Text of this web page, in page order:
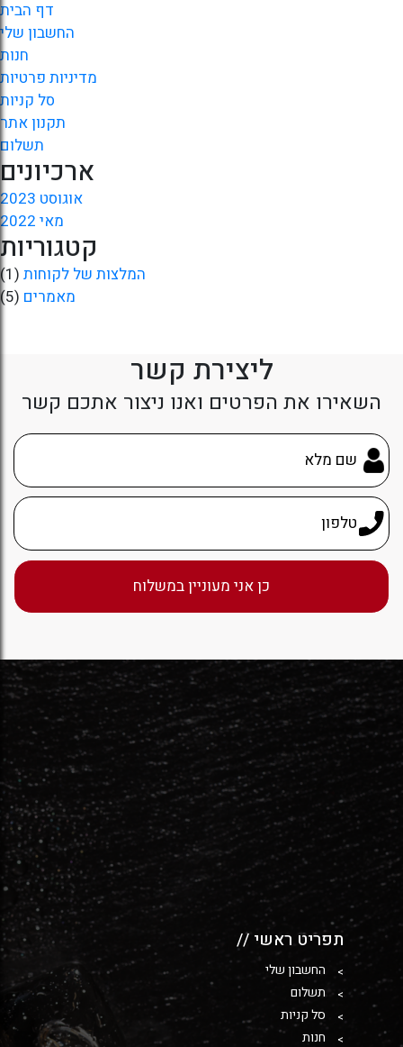
דף הבית
החשבון שלי
חנות
מדיניות פרטיות
סל קניות
תקנון אתר
תשלום
ארכיונים
אוגוסט 2023
מאי 2022
קטגוריות
המלצות של לקוחות (1)
מאמרים (5)
ליצירת קשר
השאירו את הפרטים ואנו ניצור אתכם קשר
תפריט ראשי //
החשבון שלי
תשלום
סל קניות
חנות